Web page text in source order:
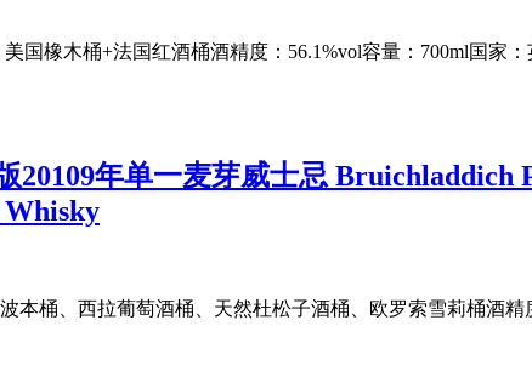
国橡木桶+法国红酒桶酒精度：56.1%vol容量：700ml国家
20109年单一麦芽威士忌 Bruichladdich
Whisky
本桶、西拉葡萄酒桶、天然杜松子酒桶、欧罗索雪莉桶酒精